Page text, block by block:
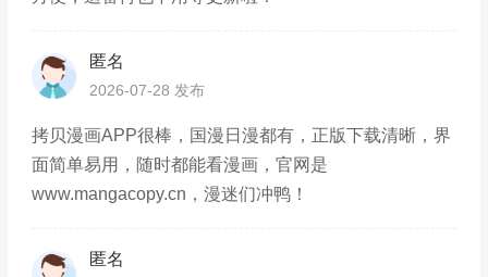
匿名
2026-07-28 发布
拷贝漫画APP很棒，国漫日漫都有，正版下载清晰，界
面简单易用，随时都能看漫画，官网是
www.mangacopy.cn，漫迷们冲鸭！
匿名